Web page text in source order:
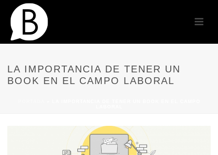
LA IMPORTANCIA DE TENER UN
BOOK EN EL CAMPO LABORAL